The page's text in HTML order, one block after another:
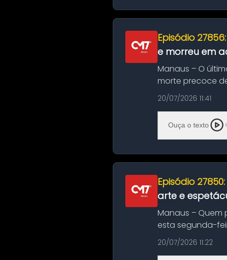
Episódio 27856:
e morreu em
Manaus – O
morte precoce
típico café regio...
20/07/2026 11:41
Ouça o texto
Episódio 27850:
arte e
Manaus –
esta segunda-
história das ...
20/07/2026 11:22